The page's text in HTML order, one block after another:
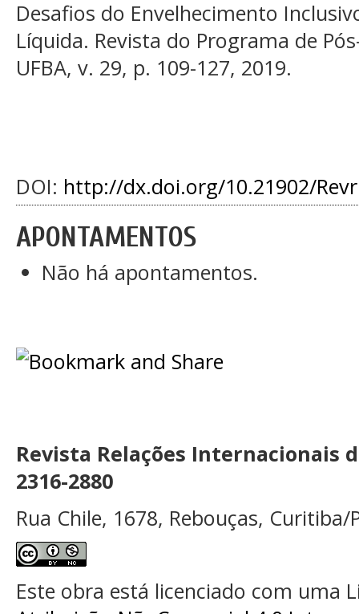
Desafios do Envelhecimento
Líquida. Revista do Programa de
UFBA, v. 29, p. 109-127, 2019.
DOI: http://dx.doi.org/10.21902/
APONTAMENTOS
Não há apontamentos.
Revista Relações Internacionais
2316-2880
Rua Chile, 1678, Rebouças, Curitiba/
Este obra está licenciado com uma